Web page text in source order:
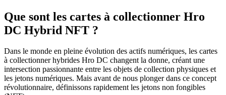
Que sont les cartes à collectionner Hro
DC Hybrid NFT ?
Dans le monde en pleine évolution des actifs numériques, les cartes
à collectionner hybrides Hro DC changent la donne, créant une
intersection passionnante entre les objets de collection physiques et
les jetons numériques. Mais avant de nous plonger dans ce concept
révolutionnaire, définissons rapidement les jetons non fongibles